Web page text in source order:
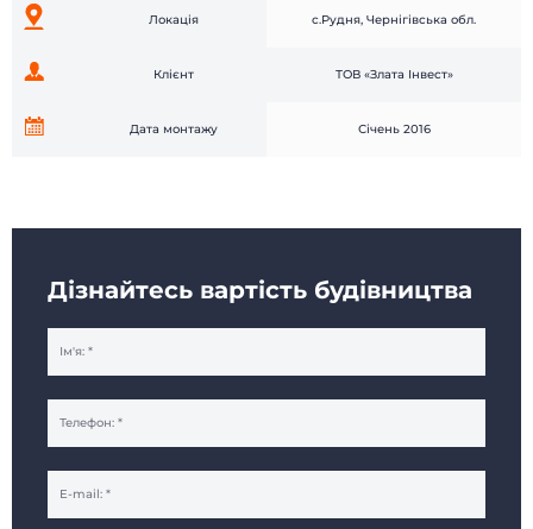
Локація с.Рудня, Чернігівська обл.
Клієнт ТОВ «Злата Інвест»
Дата монтажу Січень 2016
Дізнайтесь вартість будівництва